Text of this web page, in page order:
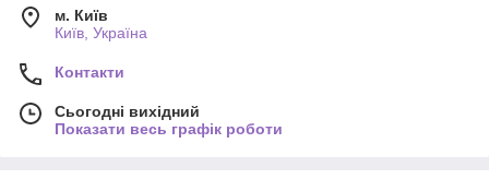
м. Київ
Київ, Україна
Контакти
Сьогодні вихідний
Показати весь графік роботи